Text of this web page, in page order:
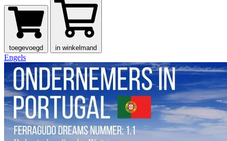
toegevoegd in winkelmand
Engels